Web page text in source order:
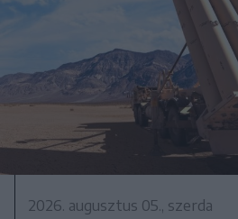
2026. augusztus 05., szerda